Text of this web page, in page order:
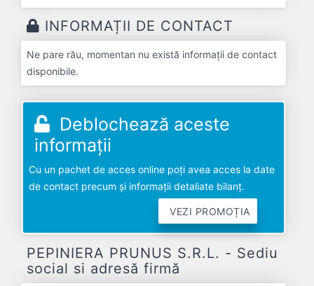
INFORMAȚII DE CONTACT
Ne pare rău, momentan nu există informații de contact
disponibile.
Deblochează aceste
informații
Cu un pachet de acces online poți avea acces la date
de contact precum și informații detaliate bilanț.
VEZI PROMOȚIA
PEPINIERA PRUNUS S.R.L. - Sediu
social si adresă firmă